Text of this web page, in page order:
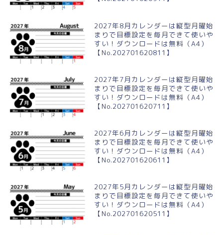
2027年8月カレンダーは縦型月曜始
まりで目標設定を毎月できて使いや
すい！ダウンロードは無料（A4）
【No.202701620811】
2027年7月カレンダーは縦型月曜始
まりで目標設定を毎月できて使いや
すい！ダウンロードは無料（A4）
【No.202701620711】
2027年6月カレンダーは縦型月曜始
まりで目標設定を毎月できて使いや
すい！ダウンロードは無料（A4）
【No.202701620611】
2027年5月カレンダーは縦型月曜始
まりで目標設定を毎月できて使いや
すい！ダウンロードは無料（A4）
【No.202701620511】